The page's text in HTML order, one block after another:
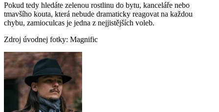
Pokud tedy hledáte zelenou rostlinu do bytu, kanceláře nebo
tmavšího kouta, která nebude dramaticky reagovat na každou
chybu, zamioculcas je jedna z nejjistějších voleb.
Zdroj úvodnej fotky: Magnific